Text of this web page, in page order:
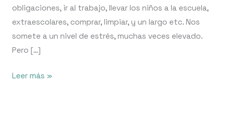
obligaciones, ir al trabajo, llevar los niños a la escuela,
extraescolares, comprar, limpiar, y un largo etc. Nos
somete a un nivel de estrés, muchas veces elevado.
Pero […]
Leer más »